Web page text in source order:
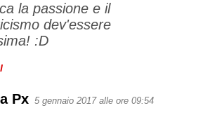
la passione e il
dev'essere
:D
Px 5 gennaio 2017 alle ore 09:54